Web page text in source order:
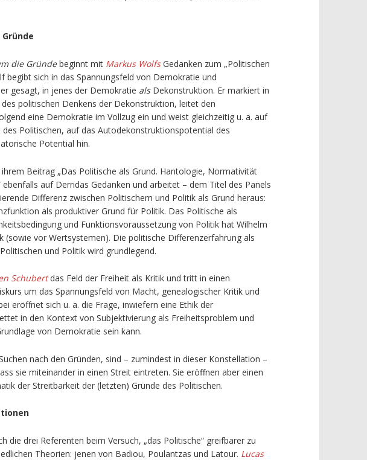
die Gründebeginnt mit Markus WolfsGedanken zum „Politischen
begibt sich in das Spannungsfeld von Demokratie und
gesagt, in jenes der Demokratie alsDekonstruktion. Er markiert in
politischen Denkens der Dekonstruktion, leitet den
eine Demokratie im Vollzug ein und weist gleichzeitig u. a. auf
Politischen, auf das Autodekonstruktionspotential des
Potential hin.
Beitrag „Das Politische als Grund. Hantologie, Normativität
auf Derridas Gedanken und arbeitet – dem Titel des Panels
Differenz zwischen Politischem und Politik als Grund heraus:
als produktiver Grund für Politik. Das Politische als
und Funktionsvoraussetzung von Politik hat Wilhelm
(sowie vor Wertsystemen). Die politische Differenzerfahrung als
und Politik wird grundlegend.
Schubertdas Feld der Freiheit als Kritik und tritt in einen
um das Spannungsfeld von Macht, genealogischer Kritik und
eröffnet sich u. a. die Frage, inwiefern eine Ethik der
in den Kontext von Subjektivierung als Freiheitsproblem und
von Demokratie sein kann.
nach den Gründen, sind – zumindest in dieser Konstellation –
sie miteinander in einen Streit eintreten. Sie eröffnen aber einen
der Streitbarkeit der (letzten) Gründe des Politischen.
die drei Referenten beim Versuch, „das Politische“ greifbarer zu
Theorien: jenen von Badiou, Poulantzas und Latour. Lucas